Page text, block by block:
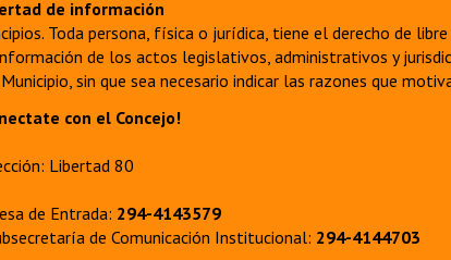
de información
Toda persona, física o jurídica, tiene el derecho de
de los actos legislativos, administrativos y
sin que sea necesario indicar las razones que
con el Concejo!
Libertad 80
de Entrada: 294-4143579
de Comunicación Institucional: 294-4144703